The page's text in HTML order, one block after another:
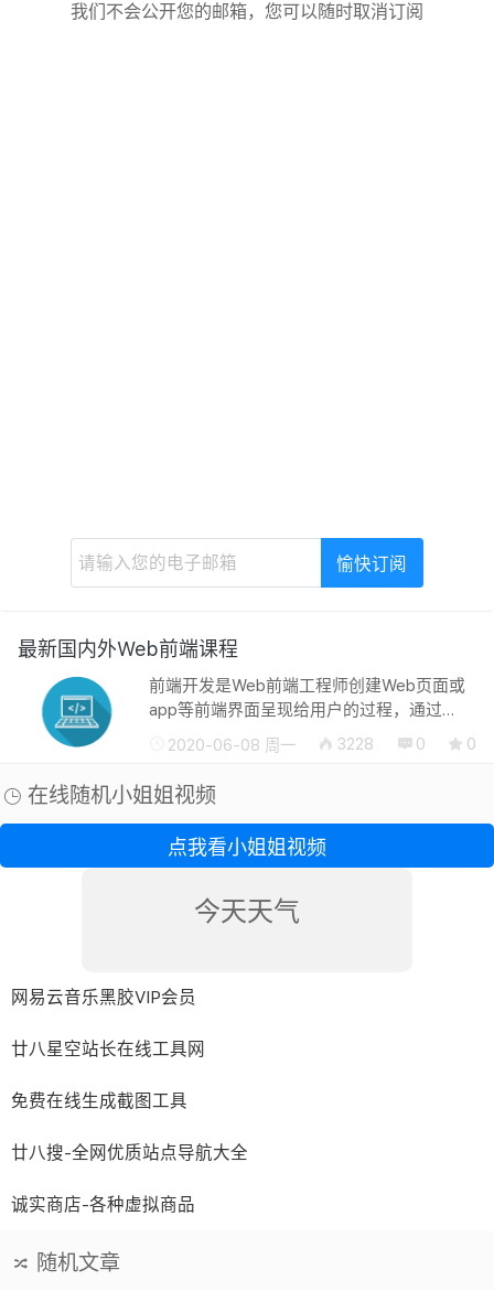
我们不会公开您的邮箱，您可以随时取消订阅
最新国内外Web前端课程
前端开发是Web前端工程师创建Web页面或
app等前端界面呈现给用户的过程，通过
HTML，CSS及JavaScript以及衍生出来的各
种技术、框架、解决方案，来实现互联网产
品的用户界面交互 。它从网页制作演变而
来...
2020-06-08 周一 3228 0 0
在线随机小姐姐视频
点我看小姐姐视频
今天天气
网易云音乐黑胶VIP会员
廿八星空站长在线工具网
免费在线生成截图工具
廿八搜-全网优质站点导航大全
诚实商店-各种虚拟商品
随机文章